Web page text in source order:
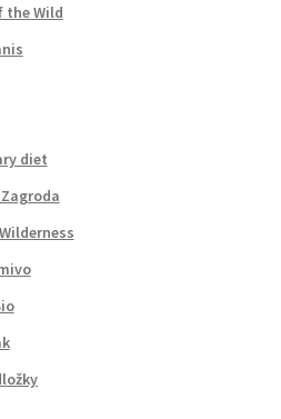
the Wild
diet